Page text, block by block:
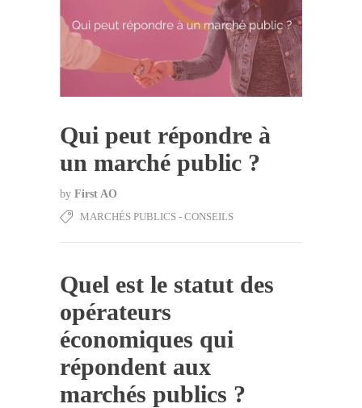
Qui peut répondre à
un marché public ?
by First AO
MARCHÉS PUBLICS - CONSEILS
Quel est le statut des
opérateurs
économiques qui
répondent aux
marchés publics ?